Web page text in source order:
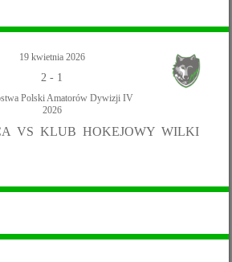
19 kwietnia 2026
2 - 1
Polski Amatorów Dywizji IV
2026
VS KLUB HOKEJOWY WILKI